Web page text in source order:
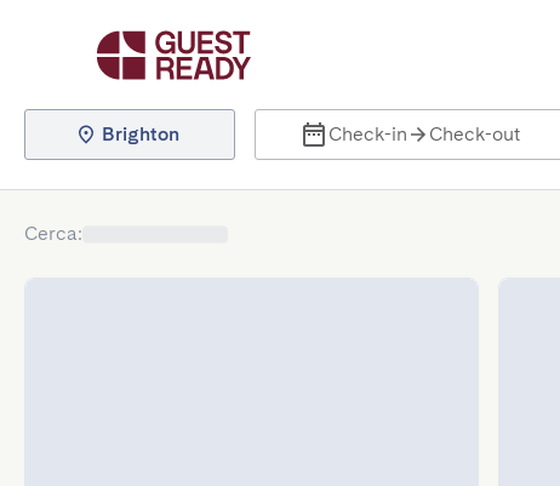
Brighton Check-in Check-out
Cerca: